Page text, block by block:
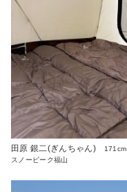
田原 銀二(ぎんちゃん)
171cm
スノーピーク福山